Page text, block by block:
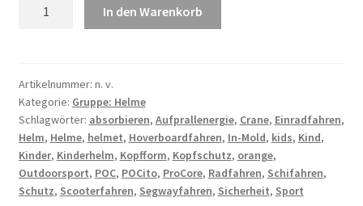
In den Warenkorb
Artikelnummer: n. v.
Kategorie: Gruppe: Helme
Schlagwörter: absorbieren, Aufprallenergie, Crane, Einradfahren,
Helm, Helme, helmet, Hoverboardfahren, In-Mold, kids, Kind,
Kinder, Kinderhelm, Kopfform, Kopfschutz, orange,
Outdoorsport, POC, POCito, ProCore, Radfahren, Schifahren,
Schutz, Scooterfahren, Segwayfahren, Sicherheit, Sport